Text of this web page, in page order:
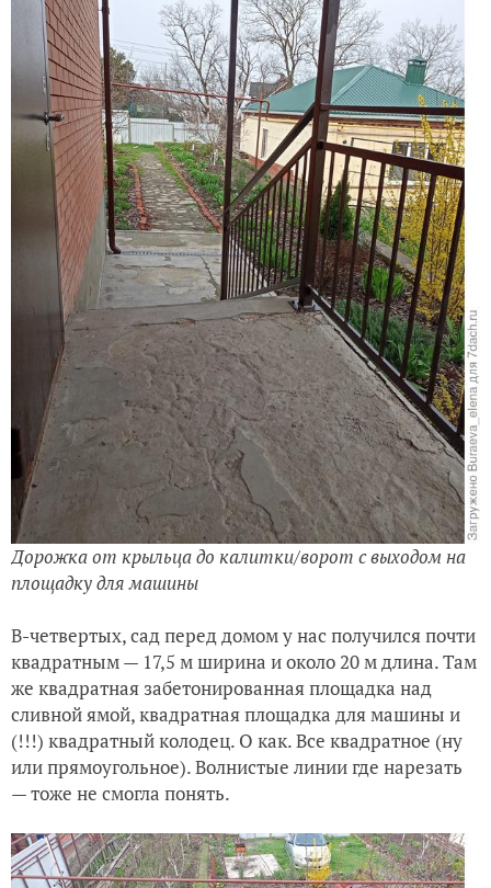
Дорожка от крыльца до калитки/ворот с выходом на
площадку для машины
В-четвертых, сад перед домом у нас получился почти
квадратным — 17,5 м ширина и около 20 м длина. Там
же квадратная забетонированная площадка над
сливной ямой, квадратная площадка для машины и
(!!!) квадратный колодец. О как. Все квадратное (ну
или прямоугольное). Волнистые линии где нарезать
— тоже не смогла понять.